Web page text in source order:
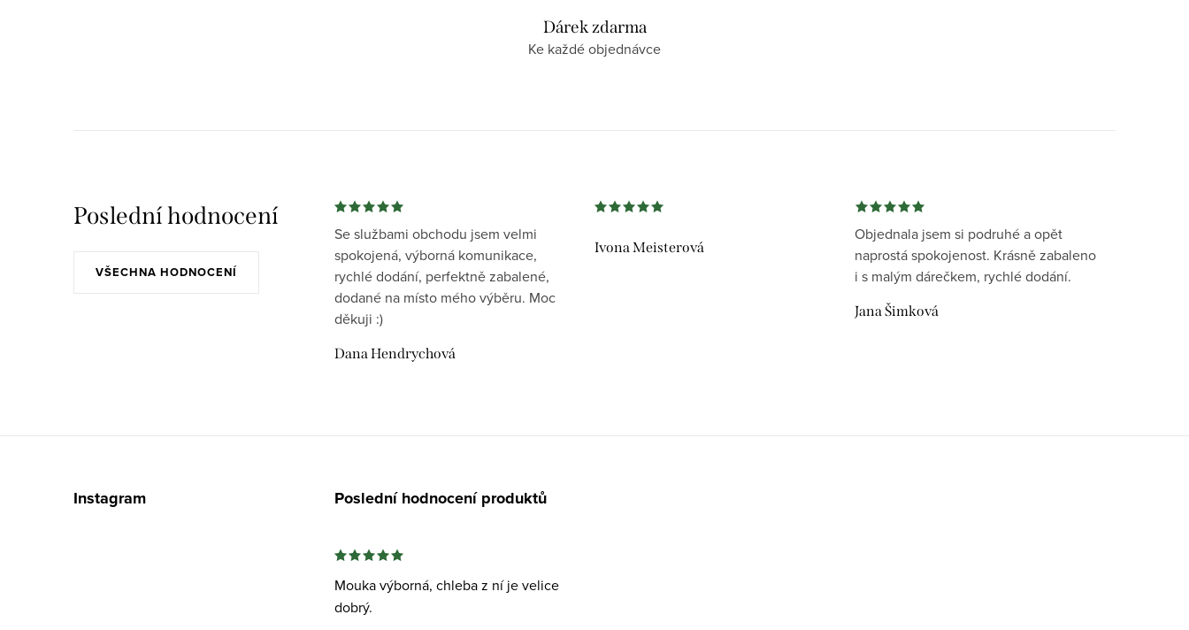
Dárek zdarma
Ke každé objednávce
Poslední hodnocení
VŠECHNA HODNOCENÍ
Se službami obchodu jsem velmi
spokojená, výborná komunikace,
rychlé dodání, perfektně zabalené,
dodané na místo mého výběru. Moc
děkuji :)
Dana Hendrychová
Ivona Meisterová
Objednala jsem si podruhé a opět
naprostá spokojenost. Krásně zabaleno
i s malým dárečkem, rychlé dodání.
Jana Šimková
Instagram Poslední hodnocení produktů
Mouka výborná, chleba z ní je velice
dobrý.